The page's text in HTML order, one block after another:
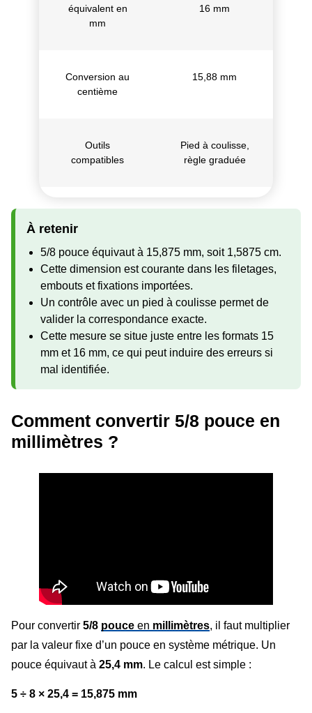
équivalent en
mm
16 mm
Conversion au
centième
15,88 mm
Outils
compatibles
Pied à coulisse,
règle graduée
À retenir
5/8 pouce équivaut à 15,875 mm, soit 1,5875 cm.
Cette dimension est courante dans les filetages,
embouts et fixations importées.
Un contrôle avec un pied à coulisse permet de
valider la correspondance exacte.
Cette mesure se situe juste entre les formats 15
mm et 16 mm, ce qui peut induire des erreurs si
mal identifiée.
Comment convertir 5/8 pouce en
millimètres ?
Pour convertir 5/8 pouce en millimètres, il faut multiplier
par la valeur fixe d’un pouce en système métrique. Un
pouce équivaut à 25,4 mm. Le calcul est simple :
5 ÷ 8 × 25,4 = 15,875 mm